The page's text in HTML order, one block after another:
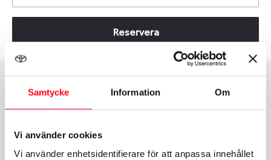
Samtycke Information Om
Vi använder cookies
Vi använder enhetsidentifierare för att anpassa innehållet
Reservera
Däcktyp
Vinter
Däckstorlek
185/65 R 15 88T
1757